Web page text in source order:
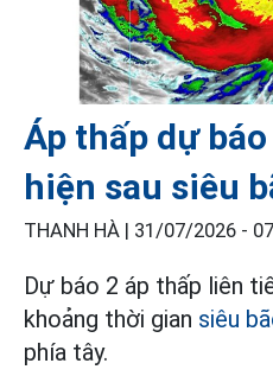
Áp thấp dự
hiện sau siêu
THANH HÀ | 31/07/2026 -
Dự báo 2 áp thấp liên
khoảng thời gian siêu
phía tây.